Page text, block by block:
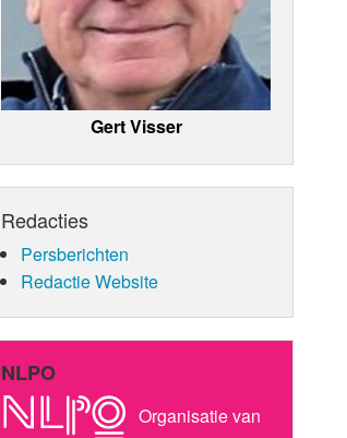
Gert Visser
Redacties
Persberichten
Redactie Website
NLPO
Organisatie van